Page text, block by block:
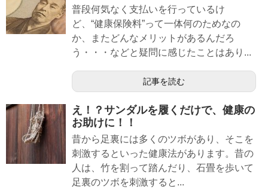
普段何気なく支払いを行っているけ
ど、“健康保険料”って一体何のためなの
か、またどんなメリットがあるんだろ
う・・・などと疑問に感じたことはあり...
記事を読む
え！？サンダルを履くだけで、健康の
お助けに！！
昔から足裏には多くのツボがあり、そこを
刺激するといった健康法があります。昔の
人は、竹を割って踏んだり、石畳を歩いて
足裏のツボを刺激すると...